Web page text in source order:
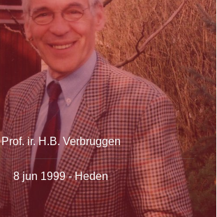
Prof. ir. H.B. Verbruggen
8 jun 1999 - Heden